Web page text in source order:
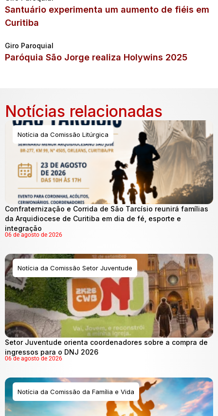
Santuário experimenta um aumento de fiéis em
Curitiba
Giro Paroquial
Paróquia São Jorge realiza Holywins 2025
Notícias relacionadas
Notícia da Comissão Litúrgica
Confraternização e Corrida de São Tarcísio reunirá famílias
da Arquidiocese de Curitiba em dia de fé, esporte e
integração
06 de agosto de 2026
Notícia da Comissão Setor Juventude
Setor Juventude orienta coordenadores sobre a compra de
ingressos para o DNJ 2026
06 de agosto de 2026
Notícia da Comissão da Família e Vida